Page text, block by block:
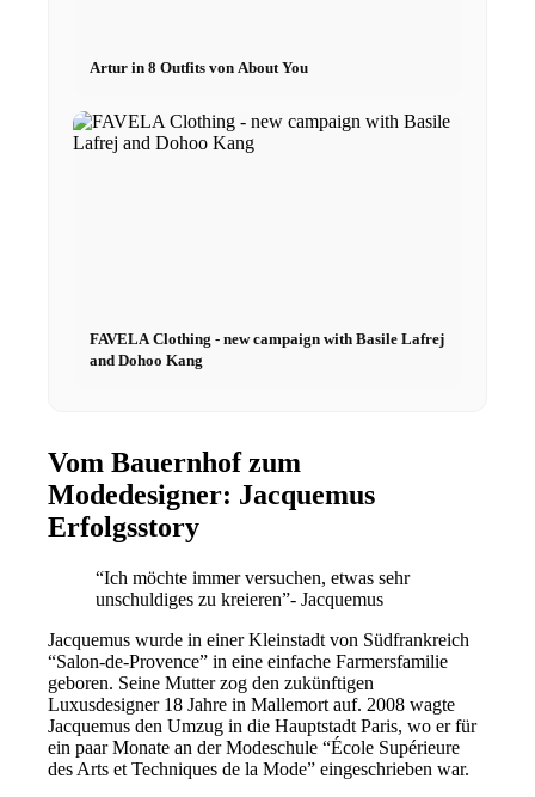
Artur in 8 Outfits von About You
FAVELA Clothing - new campaign with Basile Lafrej
and Dohoo Kang
Vom Bauernhof zum
Modedesigner: Jacquemus
Erfolgsstory
“Ich möchte immer versuchen, etwas sehr
unschuldiges zu kreieren”- Jacquemus
Jacquemus wurde in einer Kleinstadt von Südfrankreich
“Salon-de-Provence” in eine einfache Farmersfamilie
geboren. Seine Mutter zog den zukünftigen
Luxusdesigner 18 Jahre in Mallemort auf. 2008 wagte
Jacquemus den Umzug in die Hauptstadt Paris, wo er für
ein paar Monate an der Modeschule “École Supérieure
des Arts et Techniques de la Mode” eingeschrieben war.